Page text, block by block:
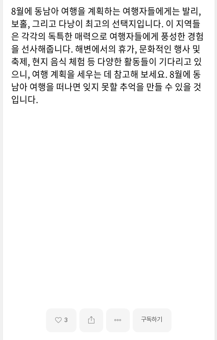
8월에 동남아 여행을 계획하는 여행자들에게는 발리,
보홀, 그리고 다낭이 최고의 선택지입니다. 이 지역들
은 각각의 독특한 매력으로 여행자들에게 풍성한 경험
을 선사해줍니다. 해변에서의 휴가, 문화적인 행사 및
축제, 현지 음식 체험 등 다양한 활동들이 기다리고 있
으니, 여행 계획을 세우는 데 참고해 보세요. 8월에 동
남아 여행을 떠나면 잊지 못할 추억을 만들 수 있을 것
입니다.
3 구독하기